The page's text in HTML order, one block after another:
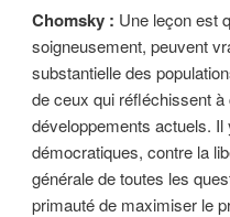
Chomsky : Une leçon est
soigneusement, peuvent
substantielle des
de ceux qui réfléchissent à
développements actuels.
démocratiques, contre la
générale de toutes les
primauté de maximiser le